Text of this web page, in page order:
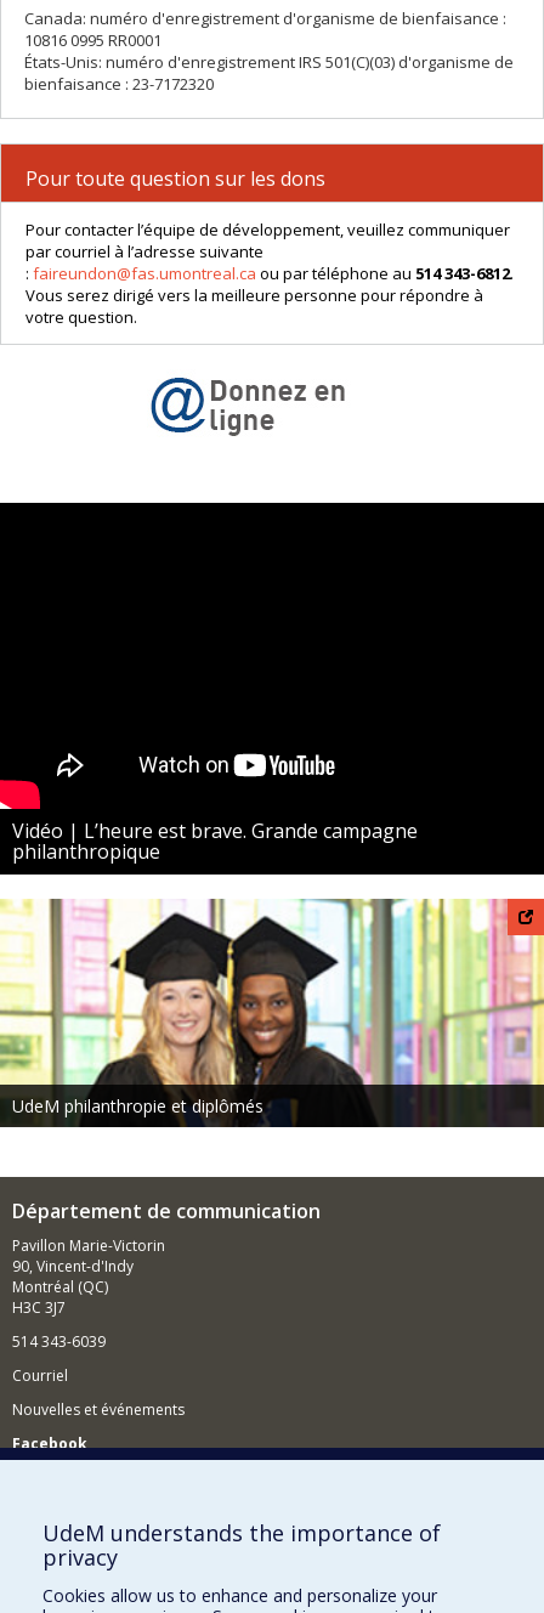
Canada: numéro d'enregistrement d'organisme de bienfaisance :
10816 0995 RR0001
États-Unis: numéro d'enregistrement IRS 501(C)(03) d'organisme de
bienfaisance : 23-7172320
Pour toute question sur les dons
Pour contacter l’équipe de développement, veuillez communiquer
par courriel à l’adresse suivante
: faireundon@fas.umontreal.ca ou par téléphone au 514 343-6812.
Vous serez dirigé vers la meilleure personne pour répondre à
votre question.
Vidéo | L’heure est brave. Grande campagne
philanthropique
UdeM philanthropie et diplômés
Département de communication
Pavillon Marie-Victorin
90, Vincent-d'Indy
Montréal (QC)
H3C 3J7
514 343-6039
Courriel
Nouvelles et événements
Facebook
Comment soutenir le Département?
BESOIN D'AIDE?
Plan du site
UdeM understands the importance of
privacy
Cookies allow us to enhance and personalize your